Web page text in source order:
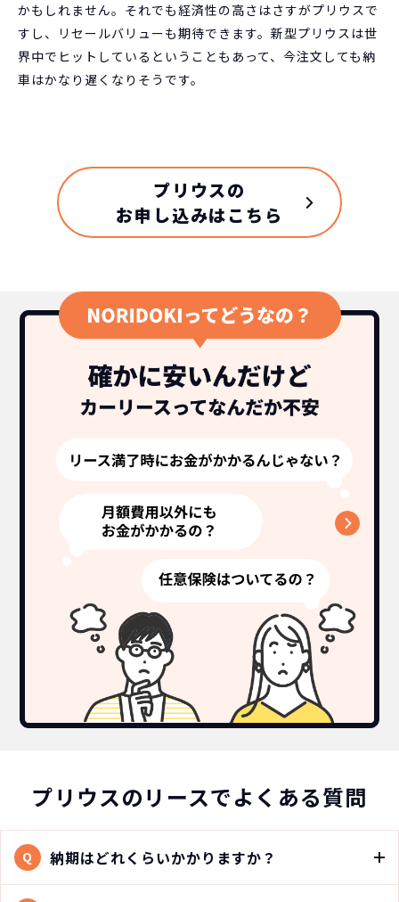
かもしれません。それでも経済性の高さはさすがプリウスで
すし、リセールバリューも期待できます。新型プリウスは世
界中でヒットしているということもあって、今注文しても納
車はかなり遅くなりそうです。
プリウスの
お申し込みはこちら
プリウスのリースでよくある質問
Q 納期はどれくらいかかりますか？